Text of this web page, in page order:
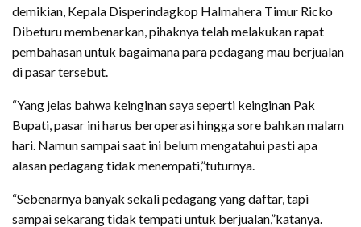
demikian, Kepala Disperindagkop Halmahera Timur Ricko
Dibeturu membenarkan, pihaknya telah melakukan rapat
pembahasan untuk bagaimana para pedagang mau berjualan
di pasar tersebut.
“Yang jelas bahwa keinginan saya seperti keinginan Pak
Bupati, pasar ini harus beroperasi hingga sore bahkan malam
hari. Namun sampai saat ini belum mengatahui pasti apa
alasan pedagang tidak menempati,”tuturnya.
“Sebenarnya banyak sekali pedagang yang daftar, tapi
sampai sekarang tidak tempati untuk berjualan,”katanya.